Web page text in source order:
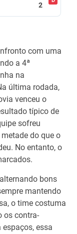
2
com uma
a 4ª
na
última rodada,
venceu o
típico de
sofreu
do que o
No entanto, o
bons
mantendo
o time costuma
os contra-
essa